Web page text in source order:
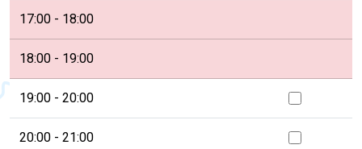
17:00 - 18:00
18:00 - 19:00
19:00 - 20:00
20:00 - 21:00